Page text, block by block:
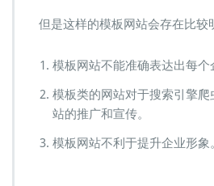
但是这样的模板网站会存在比较
模板网站不能准确表达出每个
模板类的网站对于搜索引擎
站的推广和宣传。
模板网站不利于提升企业形象。